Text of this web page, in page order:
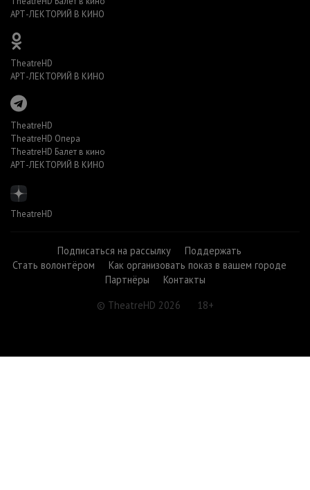
АРТ-ЛЕКТОРИЙ В КИНО
TheatreHD
АРТ-ЛЕКТОРИЙ В КИНО
TheatreHD
TheatreHD Опера
TheatreHD Балет в кино
АРТ-ЛЕКТОРИЙ В КИНО
TheatreHD
Подписаться на рассылку
Поддержать
Стать волонтёром
Как организовать показ в вашем городе
Партнёры
Контакты
© TheatreHD 2026
18+